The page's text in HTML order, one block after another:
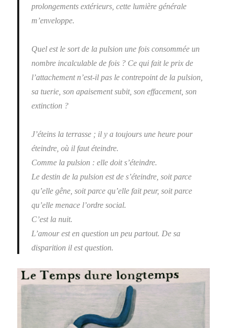
prolongements extérieurs, cette lumière générale
m’enveloppe.
Quel est le sort de la pulsion une fois consommée un
nombre incalculable de fois ? Ce qui fait le prix de
l’attachement n’est-il pas le contrepoint de la pulsion,
sa tuerie, son apaisement subit, son effacement, son
extinction ?
J’éteins la terrasse ; il y a toujours une heure pour
éteindre, où il faut éteindre.
Comme la pulsion : elle doit s’éteindre.
Le destin de la pulsion est de s’éteindre, soit parce
qu’elle gêne, soit parce qu’elle fait peur, soit parce
qu’elle menace l’ordre social.
C’est la nuit.
L’amour est en question un peu partout. De sa
disparition il est question.